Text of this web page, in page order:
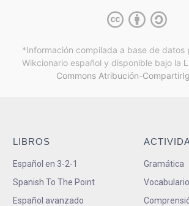
*Información compilada a base de datos
Wikcionario español y disponible bajo la
Commons Atribución-
LIBROS
Español en 3-2-1
Spanish To The Point
Español avanzado
Gramática
Vocabulario